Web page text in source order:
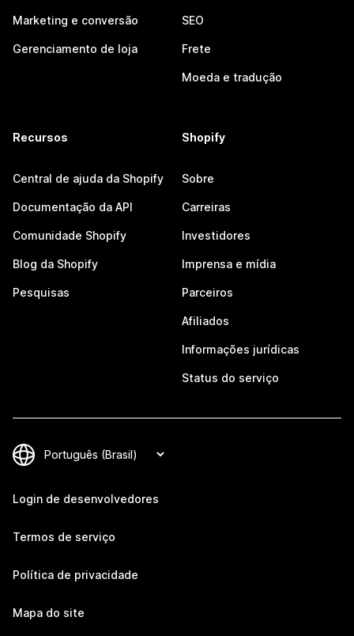
Marketing e conversão
Gerenciamento de loja
SEO
Frete
Moeda e tradução
Recursos
Central de ajuda da Shopify
Documentação da API
Comunidade Shopify
Blog da Shopify
Pesquisas
Shopify
Sobre
Carreiras
Investidores
Imprensa e mídia
Parceiros
Afiliados
Informações jurídicas
Status do serviço
Login de desenvolvedores
Termos de serviço
Política de privacidade
Mapa do site